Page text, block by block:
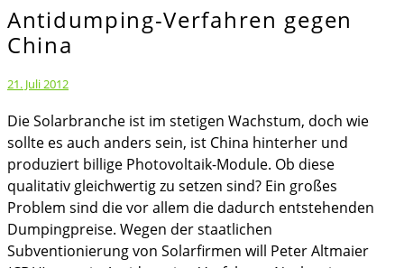
Antidumping-
Verfahren
China
Antidumping-Verfahren gegen
China
21. Juli 2012
Die Solarbranche ist im stetigen Wachstum, doch wie
sollte es auch anders sein, ist China hinterher und
produziert billige Photovoltaik-Module. Ob diese
qualitativ gleichwertig zu setzen sind? Ein großes
Problem sind die vor allem die dadurch entstehenden
Dumpingpreise. Wegen der staatlichen
Subventionierung von Solarfirmen will Peter Altmaier